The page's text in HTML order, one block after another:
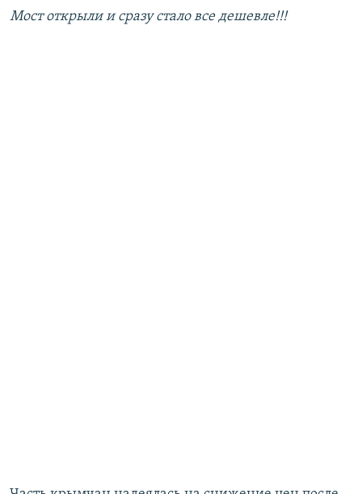
Мост открыли и сразу стало все дешевле!!!